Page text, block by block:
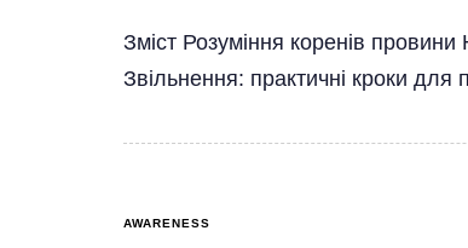
Зміст Розуміння коренів
Звільнення: практичні кроки
AWARENESS